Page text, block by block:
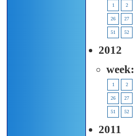
1 2
26 27
51 52
2012
week:
1 2
26 27
51 52
2011